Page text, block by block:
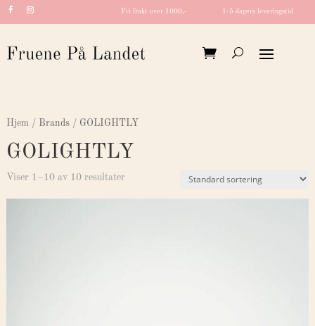
Fri frakt over 1000,- 1-5 dagers leveringstid
Hjem/ Brands / GOLIGHTLY
GOLIGHTLY
Viser 1–10 av 10 resultater